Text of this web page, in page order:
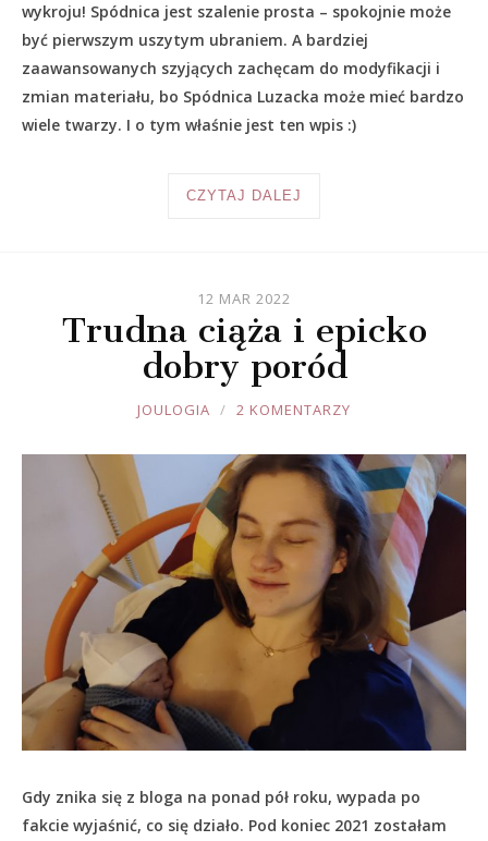
wykroju! Spódnica jest szalenie prosta – spokojnie może
być pierwszym uszytym ubraniem. A bardziej
zaawansowanych szyjących zachęcam do modyfikacji i
zmian materiału, bo Spódnica Luzacka może mieć bardzo
wiele twarzy. I o tym właśnie jest ten wpis :)
CZYTAJ DALEJ
12 MAR 2022
Trudna ciąża i epicko
dobry poród
JOULE
JOULOGIA 2 KOMENTARZY
Gdy znika się z bloga na ponad pół roku, wypada po
fakcie wyjaśnić, co się działo. Pod koniec 2021 zostałam